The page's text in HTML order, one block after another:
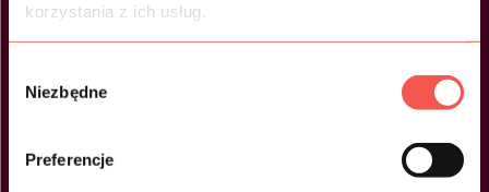
korzystania z ich usług.
zgody
Niezbędne
Preferencje
Co robimy
Działania B2C
Loterie audioteksowe
Programy motywacyjne
Programy lojalnościowe